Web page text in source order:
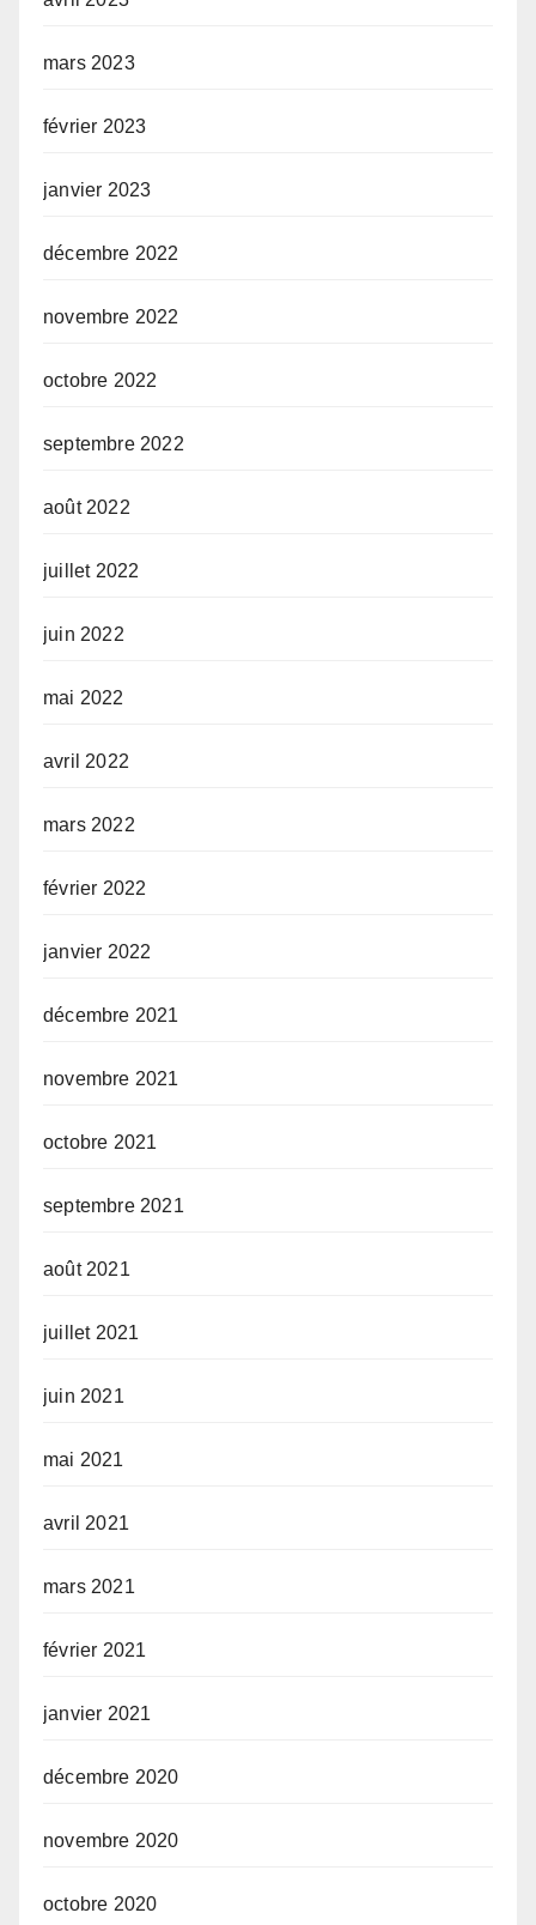
mars 2023
février 2023
janvier 2023
décembre 2022
novembre 2022
octobre 2022
septembre 2022
août 2022
juillet 2022
juin 2022
mai 2022
avril 2022
mars 2022
février 2022
janvier 2022
décembre 2021
novembre 2021
octobre 2021
septembre 2021
août 2021
juillet 2021
juin 2021
mai 2021
avril 2021
mars 2021
février 2021
janvier 2021
décembre 2020
novembre 2020
octobre 2020